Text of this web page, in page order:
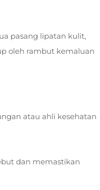
pasang lipatan kulit,
oleh rambut kemaluan
atau ahli kesehatan
dan memastikan